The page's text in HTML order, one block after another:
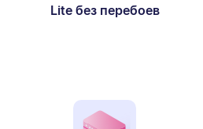
Lite без перебоев